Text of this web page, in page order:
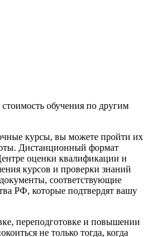
обучения по другим
курсы, вы можете пройти их
Дистанционный формат
оценки квалификации и
курсов и проверки знаний
соответствующие
РФ, которые подтвердят вашу
переподготовке и повышении
не только тогда, когда